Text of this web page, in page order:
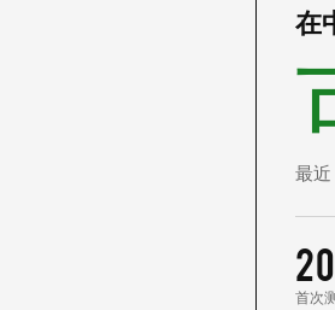
在
最近
首次